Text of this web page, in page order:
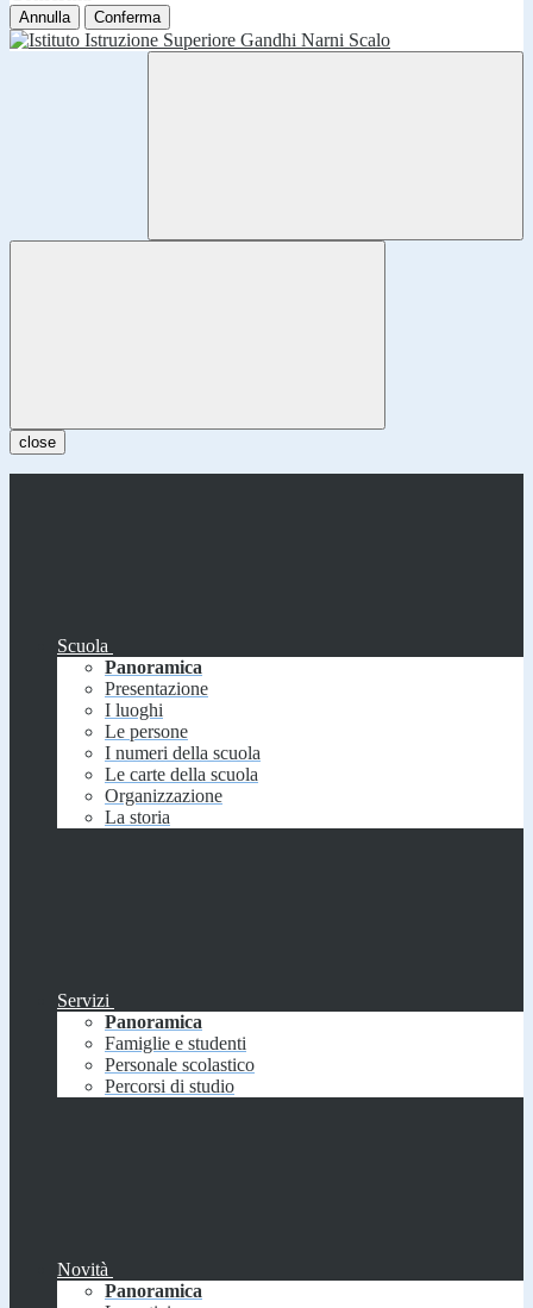
Annulla Conferma
close
Scuola
Panoramica
Presentazione
I luoghi
Le persone
I numeri della scuola
Le carte della scuola
Organizzazione
La storia
Servizi
Panoramica
Famiglie e studenti
Personale scolastico
Percorsi di studio
Novità
Panoramica